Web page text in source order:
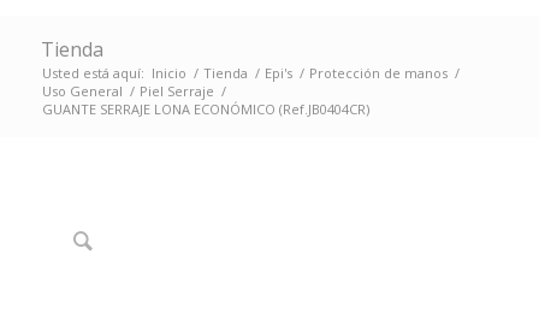
Tienda
Usted está aquí: Inicio / Tienda / Epi's / Protección de manos /
Uso General / Piel Serraje /
GUANTE SERRAJE LONA ECONÓMICO (Ref.JB0404CR)